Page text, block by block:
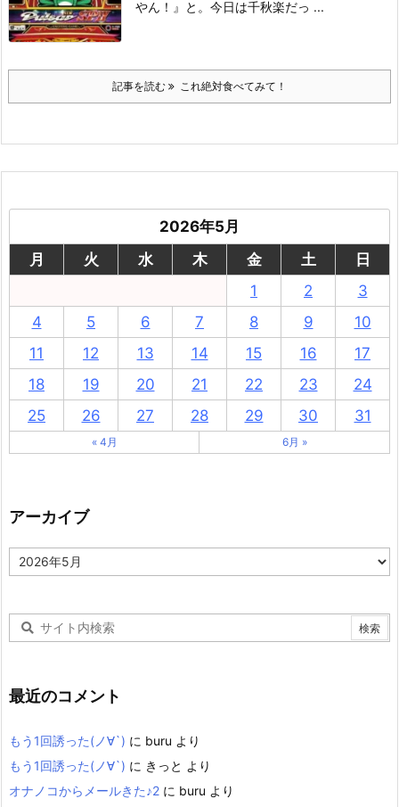
やん！』と。 今日は千秋楽だっ ...
記事を読む これ絶対食べてみて！
2026年5月
月
火 水 木 金 土
日
1
2
3
4
5 6 7 8 9
10
11
12 13 14 15 16
17
18
19 20 21 22 23
24
25
26 27 28 29 30 31
« 4月 6月 »
アーカイブ
ア
ー
最近のコメント
もう1回誘った(ノ∀`) に buru より
もう1回誘った(ノ∀`) に きっと より
オナノコからメールきた♪2 に buru より